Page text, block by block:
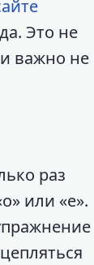
Это не
важно не
раз
или «е».